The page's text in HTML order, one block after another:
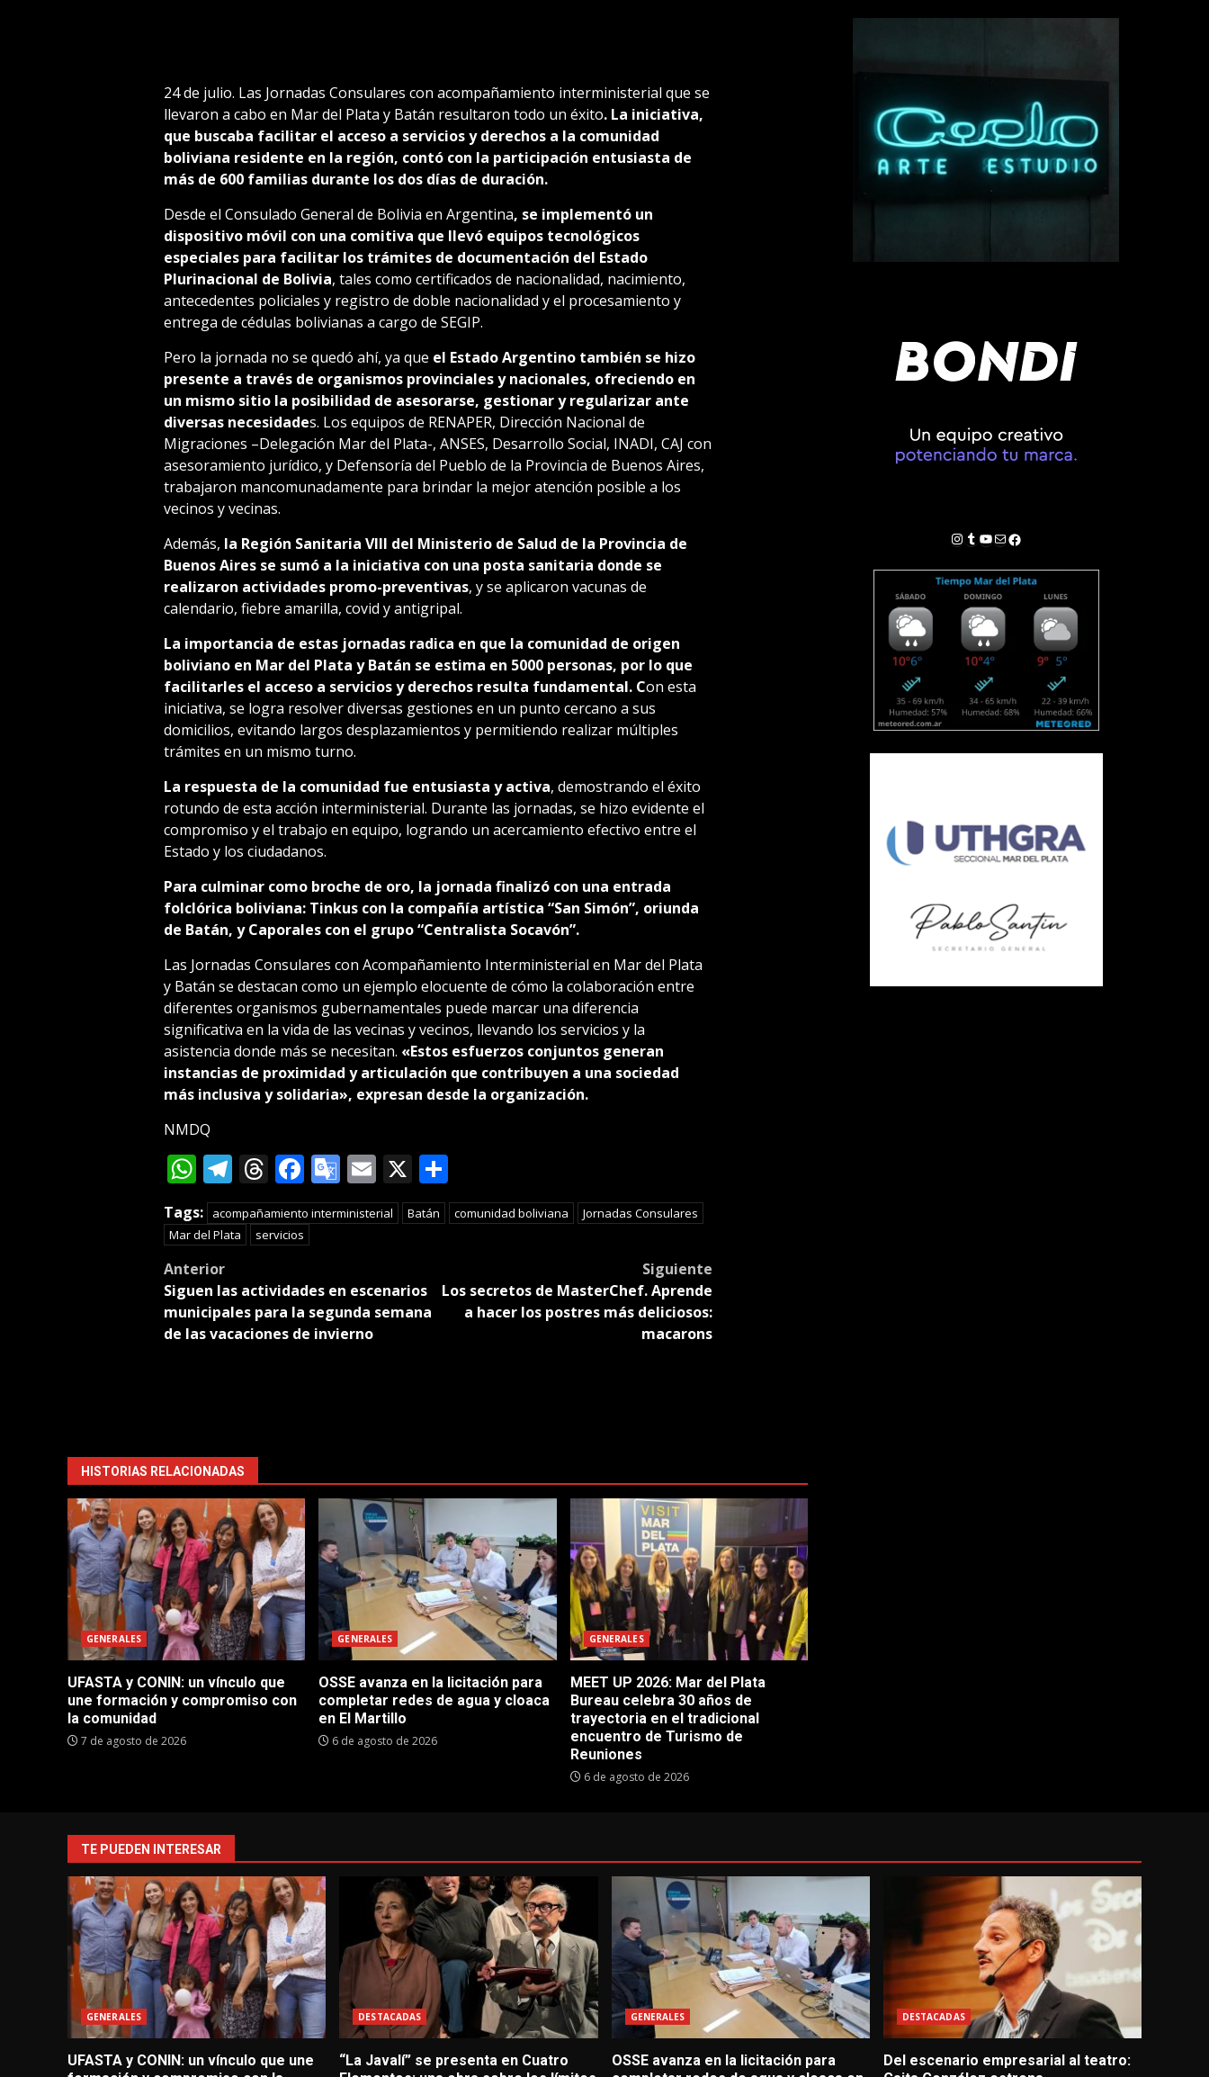
24 de julio. Las Jornadas Consulares con acompañamiento interministerial que se
llevaron a cabo en Mar del Plata y Batán resultaron todo un éxito. La iniciativa,
que buscaba facilitar el acceso a servicios y derechos a la comunidad
boliviana residente en la región, contó con la participación entusiasta de
más de 600 familias durante los dos días de duración.
Desde el Consulado General de Bolivia en Argentina, se implementó un
dispositivo móvil con una comitiva que llevó equipos tecnológicos
especiales para facilitar los trámites de documentación del Estado
Plurinacional de Bolivia, tales como certificados de nacionalidad, nacimiento,
antecedentes policiales y registro de doble nacionalidad y el procesamiento y
entrega de cédulas bolivianas a cargo de SEGIP.
Pero la jornada no se quedó ahí, ya que el Estado Argentino también se hizo
presente a través de organismos provinciales y nacionales, ofreciendo en
un mismo sitio la posibilidad de asesorarse, gestionar y regularizar ante
diversas necesidades. Los equipos de RENAPER, Dirección Nacional de
Migraciones –Delegación Mar del Plata-, ANSES, Desarrollo Social, INADI, CAJ con
asesoramiento jurídico, y Defensoría del Pueblo de la Provincia de Buenos Aires,
trabajaron mancomunadamente para brindar la mejor atención posible a los
vecinos y vecinas.
Además, la Región Sanitaria VIII del Ministerio de Salud de la Provincia de
Buenos Aires se sumó a la iniciativa con una posta sanitaria donde se
realizaron actividades promo-preventivas, y se aplicaron vacunas de
calendario, fiebre amarilla, covid y antigripal.
La importancia de estas jornadas radica en que la comunidad de origen
boliviano en Mar del Plata y Batán se estima en 5000 personas, por lo que
facilitarles el acceso a servicios y derechos resulta fundamental. Con esta
iniciativa, se logra resolver diversas gestiones en un punto cercano a sus
domicilios, evitando largos desplazamientos y permitiendo realizar múltiples
trámites en un mismo turno.
La respuesta de la comunidad fue entusiasta y activa, demostrando el éxito
rotundo de esta acción interministerial. Durante las jornadas, se hizo evidente el
compromiso y el trabajo en equipo, logrando un acercamiento efectivo entre el
Estado y los ciudadanos.
Para culminar como broche de oro, la jornada finalizó con una entrada
folclórica boliviana: Tinkus con la compañía artística “San Simón”, oriunda
de Batán, y Caporales con el grupo “Centralista Socavón”.
Las Jornadas Consulares con Acompañamiento Interministerial en Mar del Plata
y Batán se destacan como un ejemplo elocuente de cómo la colaboración entre
diferentes organismos gubernamentales puede marcar una diferencia
significativa en la vida de las vecinas y vecinos, llevando los servicios y la
asistencia donde más se necesitan. «Estos esfuerzos conjuntos generan
instancias de proximidad y articulación que contribuyen a una sociedad
más inclusiva y solidaria», expresan desde la organización.
NMDQ
WhatsApp
Telegram
Threads
Facebook
Google
Translate
Email
X Compartir
Tags: acompañamiento interministerial Batán comunidad boliviana
Jornadas Consulares
Mar del Plata
servicios
Post
navigation
Anterior
Siguen las actividades en escenarios
municipales para la segunda semana
de las vacaciones de invierno
Siguiente
Los secretos de MasterChef. Aprende
a hacer los postres más deliciosos:
macarons
HISTORIAS RELACIONADAS
GENERALES
UFASTA y CONIN: un vínculo que
une formación y compromiso con
la comunidad
7 de agosto de 2026
GENERALES
OSSE avanza en la licitación para
completar redes de agua y cloaca
en El Martillo
6 de agosto de 2026
GENERALES
MEET UP 2026: Mar del Plata
Bureau celebra 30 años de
trayectoria en el tradicional
encuentro de Turismo de
Reuniones
6 de agosto de 2026
Instagram
Tumblr
YouTube
Correo electrónico
Facebook
TE PUEDEN INTERESAR
GENERALES
UFASTA y CONIN: un vínculo que une
DESTACADAS
“La Javalí” se presenta en Cuatro
GENERALES
OSSE avanza en la licitación para
DESTACADAS
Del escenario empresarial al teatro: